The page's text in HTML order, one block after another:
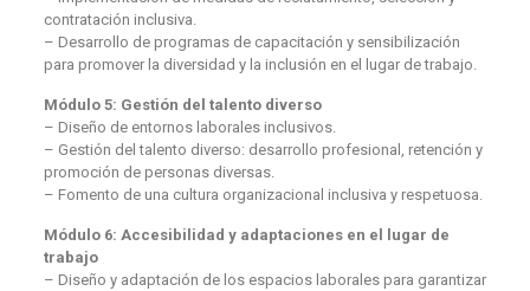
contratación inclusiva.
– Desarrollo de programas de capacitación y sensibilización
para promover la diversidad y la inclusión en el lugar de trabajo.
Módulo 5: Gestión del talento diverso
– Diseño de entornos laborales inclusivos.
– Gestión del talento diverso: desarrollo profesional, retención y
promoción de personas diversas.
– Fomento de una cultura organizacional inclusiva y respetuosa.
Módulo 6: Accesibilidad y adaptaciones en el lugar de
trabajo
– Diseño y adaptación de los espacios laborales para garantizar